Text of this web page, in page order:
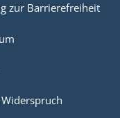
zur Barrierefreiheit